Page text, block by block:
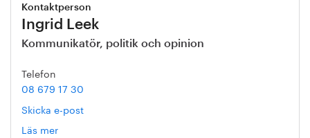
Kontaktperson
Ingrid Leek
Kommunikatör, politik och opinion
Telefon
08 679 17 30
Skicka e-post
Läs mer